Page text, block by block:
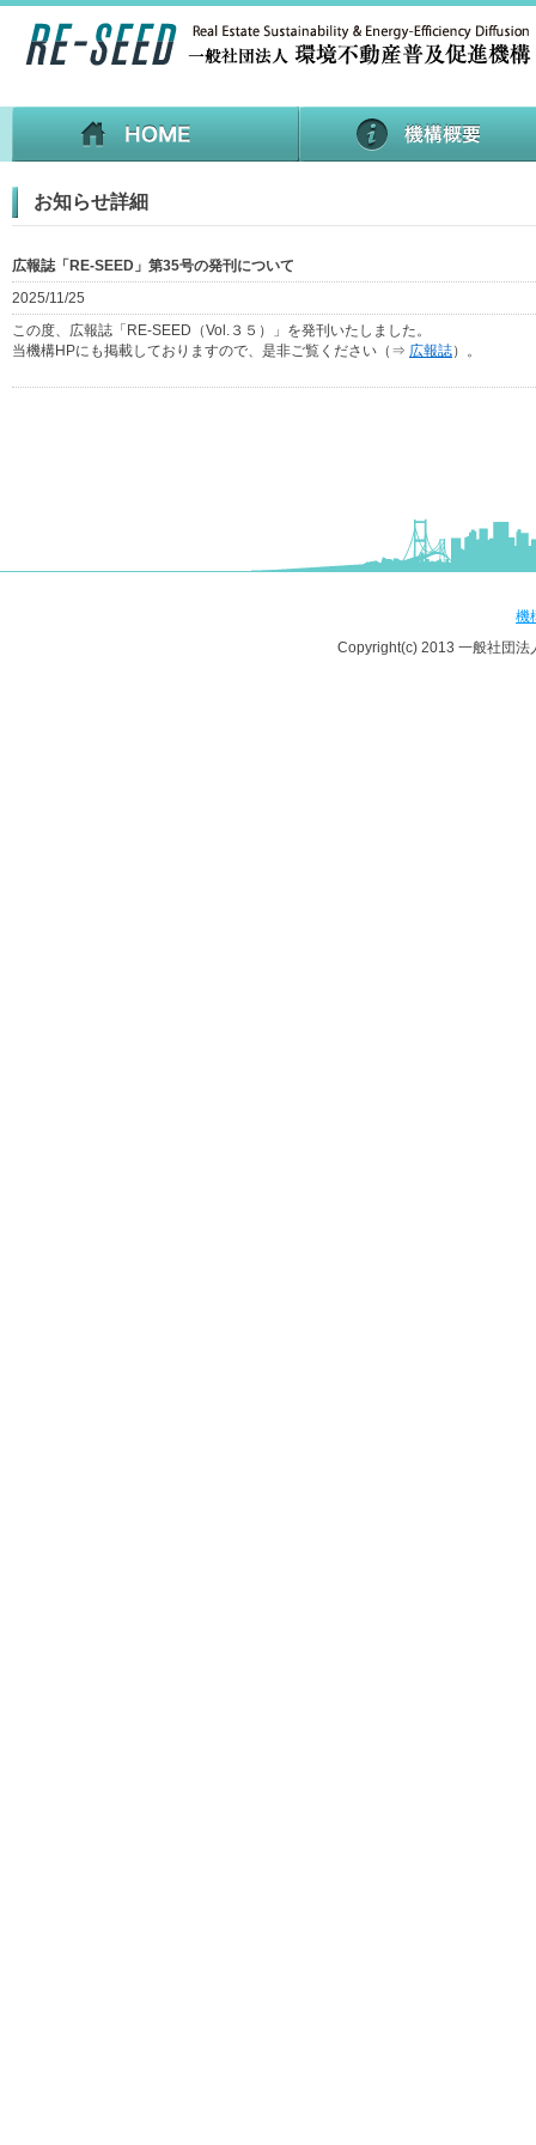
お知らせ詳細
広報誌「RE-SEED」第35号の発刊について
2025/11/25
この度、広報誌「RE-SEED（Vol.３５）」を発刊いたしました。
当機構HPにも掲載しておりますので、是非ご覧ください（⇒ 広報誌）。
機
Copyright(c) 2013 一般社団